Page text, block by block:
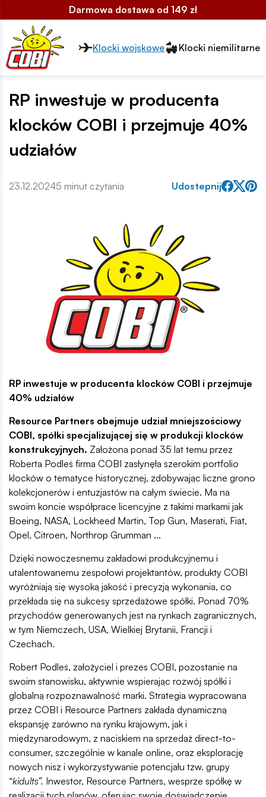
Darmowa dostawa od 149 zł
Przełącznik segmentów2
Klocki wojskowe Klocki niemilitarne
RP inwestuje w producenta
klocków COBI i przejmuje 40%
udziałów
23.12.20245 minut czytania Udostepnij
RP inwestuje w producenta klocków COBI i przejmuje
40% udziałów
Resource Partners obejmuje udział mniejszościowy
COBI, spółki specjalizującej się w produkcji klocków
konstrukcyjnych. Założona ponad 35 lat temu przez
Roberta Podleś firma COBI zasłynęła szerokim portfolio
klocków o tematyce historycznej, zdobywając liczne grono
kolekcjonerów i entuzjastów na całym świecie. Ma na
swoim koncie współprace licencyjne z takimi markami jak
Boeing, NASA, Lockheed Martin, Top Gun, Maserati, Fiat,
Opel, Citroen, Northrop Grumman ...
Dzięki nowoczesnemu zakładowi produkcyjnemu i
utalentowanemu zespołowi projektantów, produkty COBI
wyróżniają się wysoką jakość i precyzją wykonania, co
przekłada się na sukcesy sprzedażowe spółki. Ponad 70%
przychodów generowanych jest na rynkach zagranicznych,
w tym Niemczech, USA, Wielkiej Brytanii, Francji i
Czechach.
Robert Podleś, założyciel i prezes COBI, pozostanie na
swoim stanowisku, aktywnie wspierając rozwój spółki i
globalną rozpoznawalność marki. Strategia wypracowana
przez COBI i Resource Partners zakłada dynamiczną
ekspansję zarówno na rynku krajowym, jak i
międzynarodowym, z naciskiem na sprzedaż direct-to-
consumer, szczególnie w kanale online, oraz eksplorację
nowych nisz i wykorzystywanie potencjału tzw. grupy
“kidults”. Inwestor, Resource Partners, wesprze spółkę w